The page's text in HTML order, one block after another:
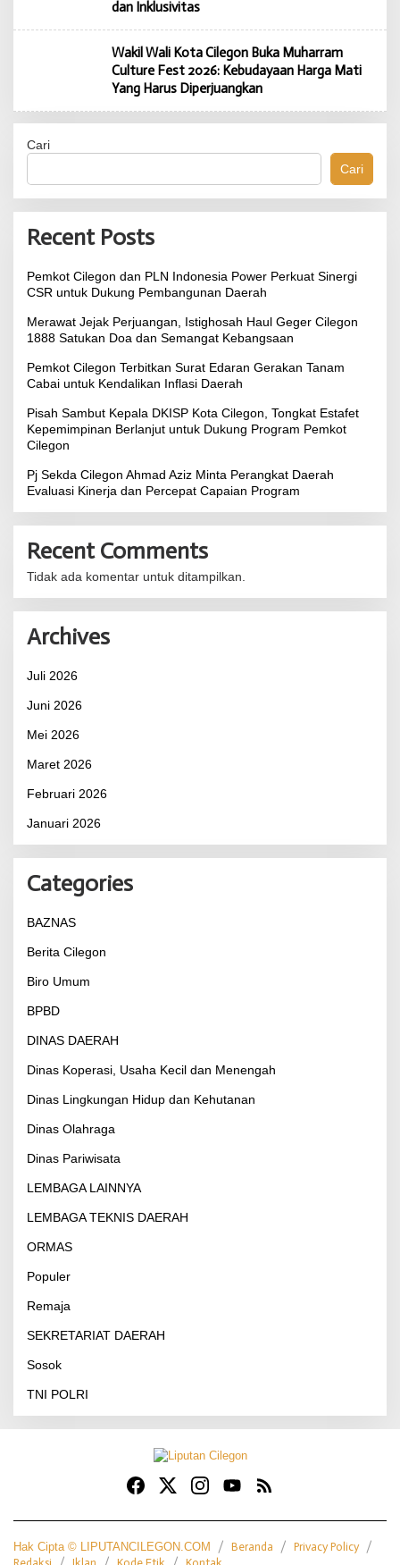
dan Inklusivitas
Wakil Wali Kota Cilegon Buka Muharram
Culture Fest 2026: Kebudayaan Harga Mati
Yang Harus Diperjuangkan
Cari
Cari
Recent Posts
Pemkot Cilegon dan PLN Indonesia Power Perkuat Sinergi
CSR untuk Dukung Pembangunan Daerah
Merawat Jejak Perjuangan, Istighosah Haul Geger Cilegon
1888 Satukan Doa dan Semangat Kebangsaan
Pemkot Cilegon Terbitkan Surat Edaran Gerakan Tanam
Cabai untuk Kendalikan Inflasi Daerah
Pisah Sambut Kepala DKISP Kota Cilegon, Tongkat Estafet
Kepemimpinan Berlanjut untuk Dukung Program Pemkot
Cilegon
Pj Sekda Cilegon Ahmad Aziz Minta Perangkat Daerah
Evaluasi Kinerja dan Percepat Capaian Program
Recent Comments
Tidak ada komentar untuk ditampilkan.
Archives
Juli 2026
Juni 2026
Mei 2026
Maret 2026
Februari 2026
Januari 2026
Categories
BAZNAS
Berita Cilegon
Biro Umum
BPBD
DINAS DAERAH
Dinas Koperasi, Usaha Kecil dan Menengah
Dinas Lingkungan Hidup dan Kehutanan
Dinas Olahraga
Dinas Pariwisata
LEMBAGA LAINNYA
LEMBAGA TEKNIS DAERAH
ORMAS
Populer
Remaja
SEKRETARIAT DAERAH
Sosok
TNI POLRI
Hak Cipta © LIPUTANCILEGON.COM Beranda
Privacy Policy